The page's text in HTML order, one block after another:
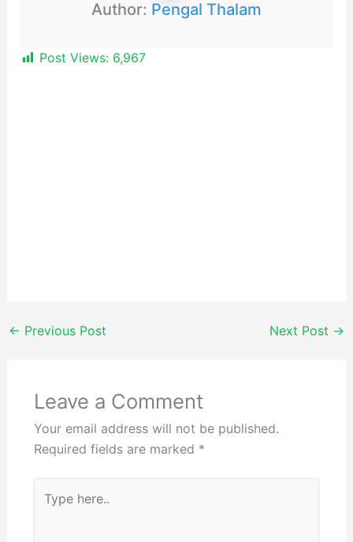
Author: Pengal Thalam
Post Views: 6,967
← Previous Post Next Post →
Leave a Comment
Your email address will not be published.
Required fields are marked *
here..